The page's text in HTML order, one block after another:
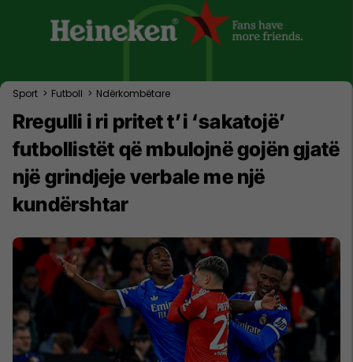
Sport > Futboll > Ndërkombëtare
Rregulli i ri pritet t’i ‘sakatojë’
futbollistët që mbulojnë gojën gjatë
një grindjeje verbale me një
kundërshtar